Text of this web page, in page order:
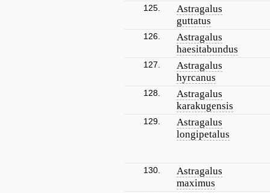
125.
Astragalus
guttatus
126.
Astragalus
haesitabundus
127.
Astragalus
hyrcanus
128.
Astragalus
karakugensis
129.
Astragalus
longipetalus
130.
Astragalus
maximus